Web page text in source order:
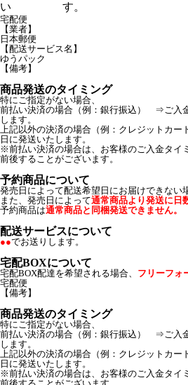
い
す。
宅配便
【業者】
日本郵便
【配送サービス名】
ゆうパック
【備考】
商品発送のタイミング
特にご指定がない場合、
前払い決済の場合（例：銀行振込） ⇒ご入
します。
上記以外の決済の場合（例：クレジットカ
日に発送いたします。
※前払い決済の場合は、お客様のご入金タイ
前後することがございます。
予約商品について
発売日によって配送希望日にお届けできない
また、発売日によって通常商品より発送に日
予約商品は通常商品と同梱発送できません。
配送サービスについて
●●でお送りします。
宅配BOXについて
宅配BOX配達を希望される場合、 フリーフォ
宅配便
【備考】
商品発送のタイミング
特にご指定がない場合、
前払い決済の場合（例：銀行振込） ⇒ご入
します。
上記以外の決済の場合（例：クレジットカ
日に発送いたします。
※前払い決済の場合は、お客様のご入金タイ